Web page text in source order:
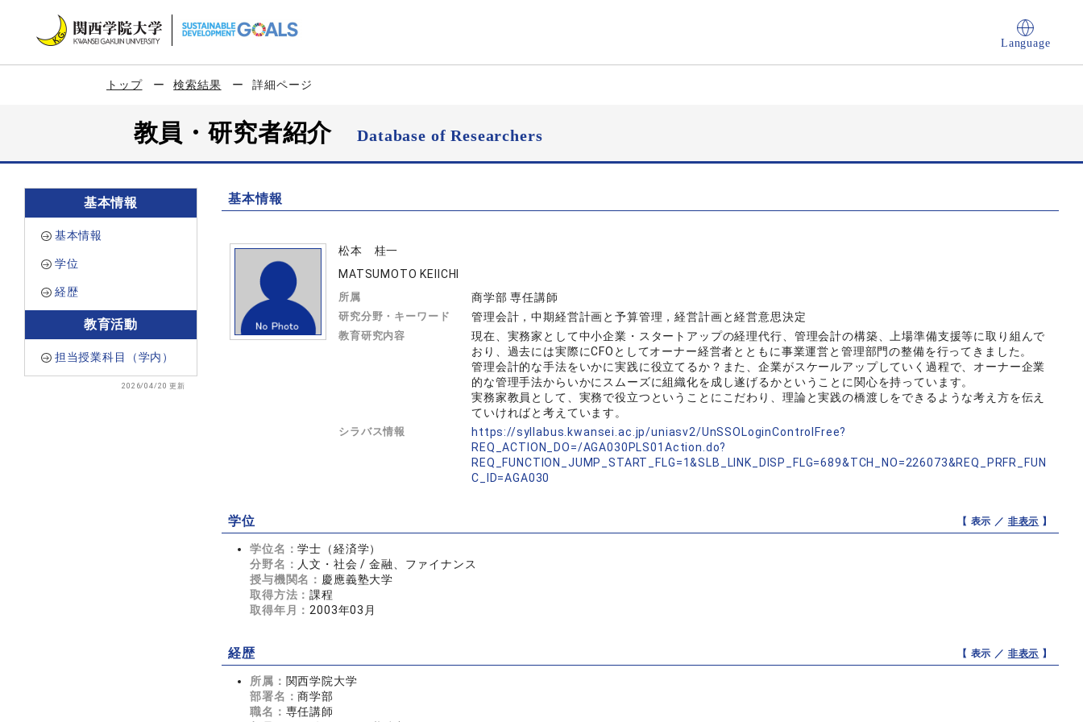
Language
トップ 検索結果 詳細ページ
教員・研究者紹介Database of Researchers
基本情報
基本情報
学位
経歴
教育活動
担当授業科目（学内）
2026/04/20 更新
基本情報
松本 桂一
MATSUMOTO KEIICHI
所属 商学部 専任講師
研究分野・キーワード 管理会計，中期経営計画と予算管理，経営計画と経営意思決定
教育研究内容
現在、実務家として中小企業・スタートアップの経理代行、管理会計の構築、上場準備支援等に取り組んで
おり、過去には実際にCFOとしてオーナー経営者とともに事業運営と管理部門の整備を行ってきました。
管理会計的な手法をいかに実践に役立てるか？また、企業がスケールアップしていく過程で、オーナー企業
的な管理手法からいかにスムーズに組織化を成し遂げるかということに関心を持っています。
実務家教員として、実務で役立つということにこだわり、理論と実践の橋渡しをできるような考え方を伝え
ていければと考えています。
シラバス情報
https://syllabus.kwansei.ac.jp/uniasv2/UnSSOLoginControlFree?
REQ_ACTION_DO=/AGA030PLS01Action.do?
REQ_FUNCTION_JUMP_START_FLG=1&SLB_LINK_DISP_FLG=689&TCH_NO=226073&REQ_PRFR_FUN
C_ID=AGA030
学位 【 表示 ／ 非表示 】
学位名：学士（経済学）
分野名： 人文・社会 / 金融、ファイナンス
授与機関名： 慶應義塾大学
取得方法：課程
取得年月： 2003年03月
経歴 【 表示 ／ 非表示 】
所属： 関西学院大学
部署名：商学部
職名： 専任講師